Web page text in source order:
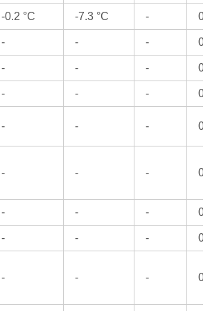
-0.2 °C -7.3 °C - 0
- - - 0
- - - 0
- - - 0
- - - 0
- - - 0
- - - 0
- - - 0
- - - 0